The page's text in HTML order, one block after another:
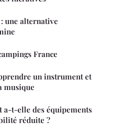
une alternative
France
un instrument et
musique
t-elle des équipements
réduite ?